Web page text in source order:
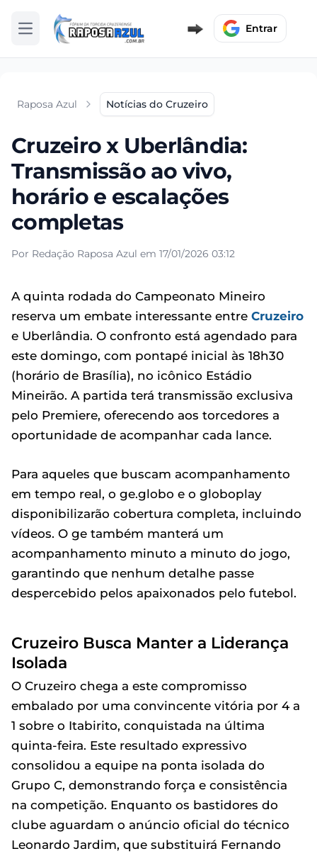
Abrir menu Entrar
Raposa Azul Notícias do Cruzeiro
Cruzeiro x Uberlândia:
Transmissão ao vivo,
horário e escalações
completas
Por Redação Raposa Azul em 17/01/2026 03:12
A quinta rodada do Campeonato Mineiro
reserva um embate interessante entre Cruzeiro
e Uberlândia. O confronto está agendado para
este domingo, com pontapé inicial às 18h30
(horário de Brasília), no icônico Estádio
Mineirão. A partida terá transmissão exclusiva
pelo Premiere, oferecendo aos torcedores a
oportunidade de acompanhar cada lance.
Para aqueles que buscam acompanhamento
em tempo real, o ge.globo e o globoplay
disponibilizarão cobertura completa, incluindo
vídeos. O ge também manterá um
acompanhamento minuto a minuto do jogo,
garantindo que nenhum detalhe passe
despercebido pelos apaixonados pelo futebol.
Cruzeiro Busca Manter a Liderança
Isolada
O Cruzeiro chega a este compromisso
embalado por uma convincente vitória por 4 a
1 sobre o Itabirito, conquistada na última
quinta-feira. Este resultado expressivo
consolidou a equipe na ponta isolada do
Grupo C, demonstrando força e consistência
na competição. Enquanto os bastidores do
clube aguardam o anúncio oficial do técnico
Leonardo Jardim, que substituirá Fernando